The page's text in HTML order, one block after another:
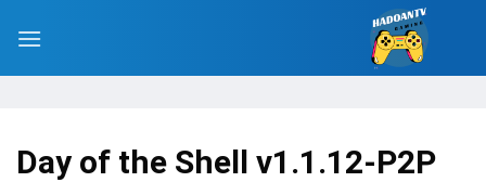
Day of the Shell v1.1.12-P2P